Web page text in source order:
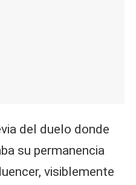
del duelo donde
su permanencia
visiblemente